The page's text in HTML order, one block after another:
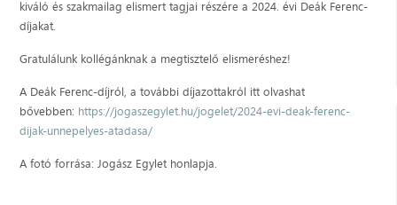
kiváló és szakmailag elismert tagjai részére a 2024. évi Deák Ferenc-
díjakat.
Gratulálunk kollégánknak a megtisztelő elismeréshez!
A Deák Ferenc-díjról, a további díjazottakról itt olvashat
bővebben: https://jogaszegylet.hu/jogelet/2024-evi-deak-ferenc-
dijak-unnepelyes-atadasa/
A fotó forrása: Jogász Egylet honlapja.